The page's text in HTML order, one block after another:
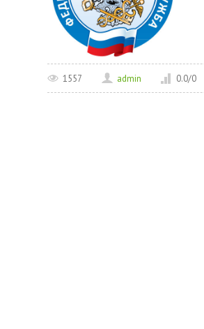
1557 admin 0.0/0